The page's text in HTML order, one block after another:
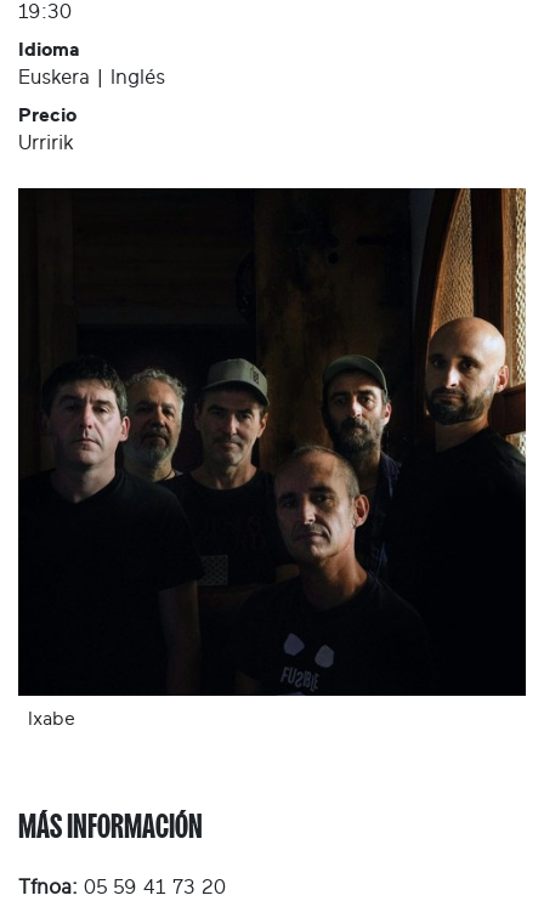
19:30
Idioma
Euskera | Inglés
Precio
Urririk
Ixabe
MÁS INFORMACIÓN
Tfnoa: 05 59 41 73 20